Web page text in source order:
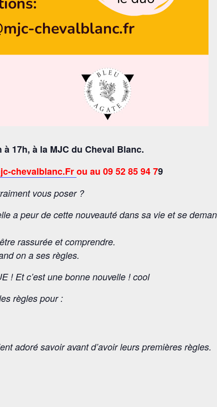
17h, à la MJC du Cheval Blanc.
chevalblanc.Frou au 09 52 85 94 79
vous poser ?
a peur de cette nouveauté dans sa vie et se
rassurée et comprendre.
on a ses règles.
! Et c’est une bonne nouvelle ! cool
règles pour :
adoré savoir avant d’avoir leurs premières règles.